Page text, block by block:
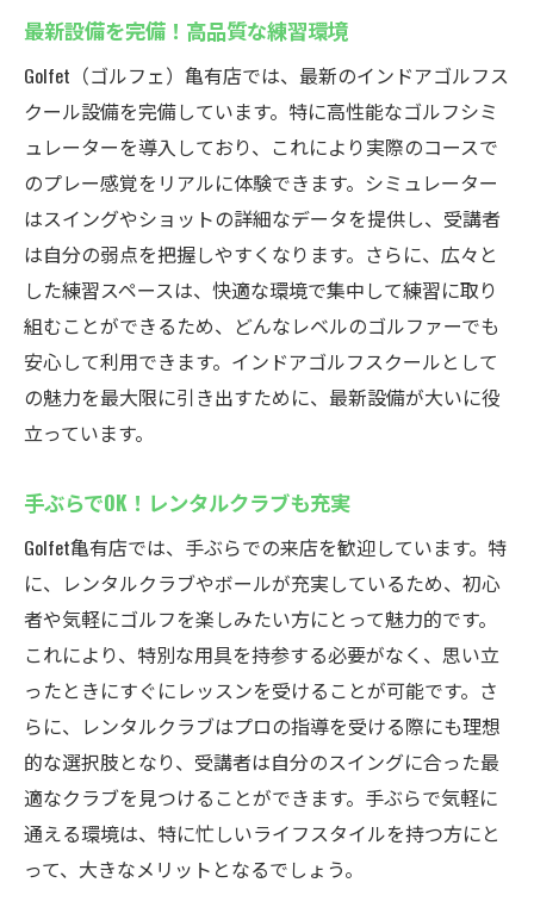
最新設備を完備！高品質な練習環境
Golfet（ゴルフェ）亀有店では、最新のインドアゴルフス
クール設備を完備しています。特に高性能なゴルフシミ
ュレーターを導入しており、これにより実際のコースで
のプレー感覚をリアルに体験できます。シミュレーター
はスイングやショットの詳細なデータを提供し、受講者
は自分の弱点を把握しやすくなります。さらに、広々と
した練習スペースは、快適な環境で集中して練習に取り
組むことができるため、どんなレベルのゴルファーでも
安心して利用できます。インドアゴルフスクールとして
の魅力を最大限に引き出すために、最新設備が大いに役
立っています。
手ぶらでOK！レンタルクラブも充実
Golfet亀有店では、手ぶらでの来店を歓迎しています。特
に、レンタルクラブやボールが充実しているため、初心
者や気軽にゴルフを楽しみたい方にとって魅力的です。
これにより、特別な用具を持参する必要がなく、思い立
ったときにすぐにレッスンを受けることが可能です。さ
らに、レンタルクラブはプロの指導を受ける際にも理想
的な選択肢となり、受講者は自分のスイングに合った最
適なクラブを見つけることができます。手ぶらで気軽に
通える環境は、特に忙しいライフスタイルを持つ方にと
って、大きなメリットとなるでしょう。